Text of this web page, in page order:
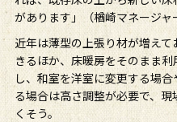
があります」（楢崎マネージャ
近年は薄型の上張り材が増え
きるほか、床暖房をそのまま
し、和室を洋室に変更する場
る場合は高さ調整が必要で、
くそう。